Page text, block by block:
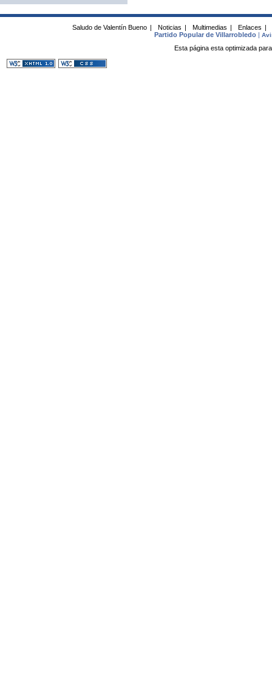
Saludo de Valentín Bueno | Noticias | Multimedias | Enlaces |
Partido Popular de Villarrobledo |
Esta página esta optimizada